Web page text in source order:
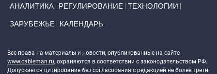
АНАЛИТИКА РЕГУЛИРОВАНИЕ ТЕХНОЛОГИИ
ЗАРУБЕЖЬЕ КАЛЕНДАРЬ
Все права на материалы и новости, опубликованные на сайте
www.cableman.ru, охраняются в соответствии с законодательством РФ.
Допускается цитирование без согласования с редакцией не более трети